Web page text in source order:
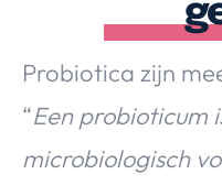
Food & Drinks Health &
Probiotica zijn
“Een probioticum
microbiologisch